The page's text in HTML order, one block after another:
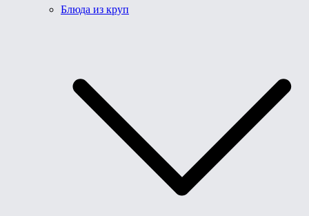
Блюда из круп